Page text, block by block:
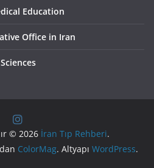
Education
Office in Iran
© 2026 İran Tıp Rehberi.
ColorMag. Altyapı WordPress.